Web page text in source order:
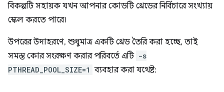
বিকল্পটি সহায়ক যখন আপনার কোডটি থ্রেডের নির্বিচারে সংখ্যায়
স্কেল করতে পারে।
উপরের উদাহরণে, শুধুমাত্র একটি থ্রেড তৈরি করা হচ্ছে, তাই
সমস্ত কোর সংরক্ষণ করার পরিবর্তে এটি -s
PTHREAD_POOL_SIZE=1 ব্যবহার করা যথেষ্ট: